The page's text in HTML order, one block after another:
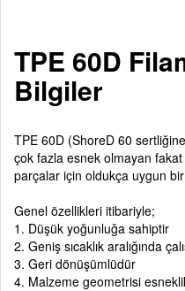
TPE 60D
Bilgiler
TPE 60D (ShoreD 60
çok fazla esnek olmayan
parçalar için oldukça uygun
Genel özellikleri itibariyle;
1. Düşük yoğunluğa sahiptir
2. Geniş sıcaklık aralığında
3. Geri dönüşümlüdür
4. Malzeme geometrisi